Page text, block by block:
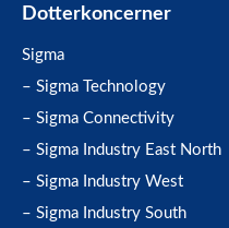
Dotterkoncerner
Sigma
– Sigma Technology
– Sigma Connectivity
– Sigma Industry East North
– Sigma Industry West
– Sigma Industry South